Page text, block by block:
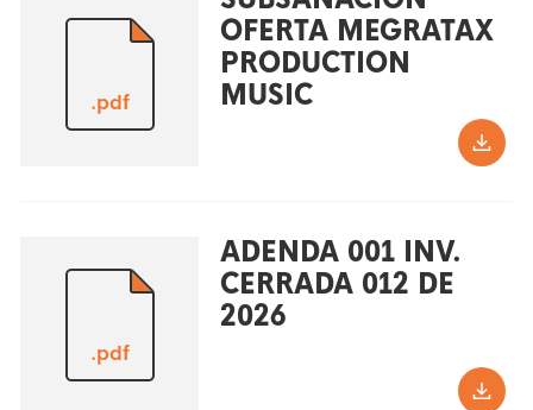
.pdf
OFERTA MEGRATAX
PRODUCTION
MUSIC
.pdf
ADENDA 001 INV.
CERRADA 012 DE
2026